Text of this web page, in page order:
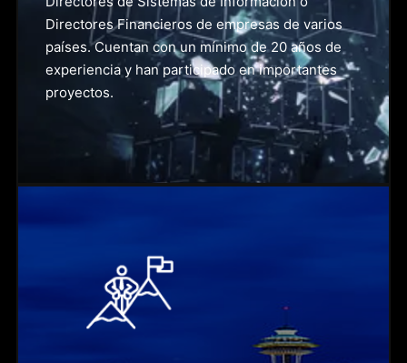
Directores Financieros de empresas de varios
países. Cuentan con un mínimo de 20 años de
experiencia y han participado en importantes
proyectos.